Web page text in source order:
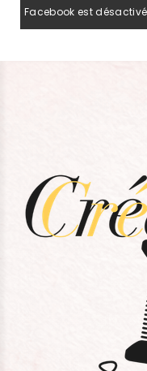
Facebook est